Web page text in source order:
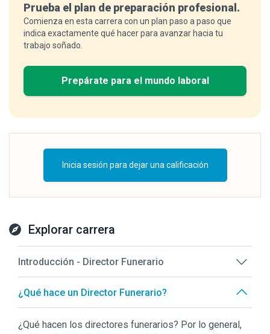
Prueba el plan de preparación profesional.
Comienza en esta carrera con un plan paso a paso que
indica exactamente qué hacer para avanzar hacia tu
trabajo soñado.
Prepárate para el mundo laboral
Inicia sesión para dejar una calificación
Explorar carrera
Introducción - Director Funerario
¿Qué hace un Director Funerario?
¿Qué hacen los directores funerarios? Por lo general,